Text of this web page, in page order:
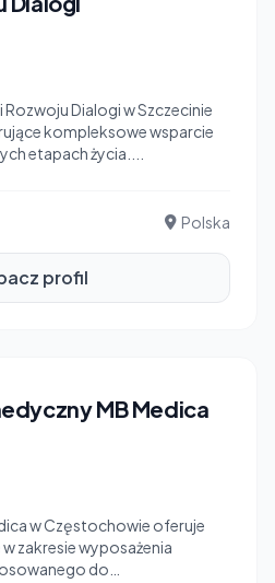
Dialogi w Szczecinie
kompleksowe wsparcie
etapach życia....
Polska
profil
MB Medica
w Częstochowie oferuje
zakresie wyposażenia
do